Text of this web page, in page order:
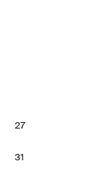
27
31